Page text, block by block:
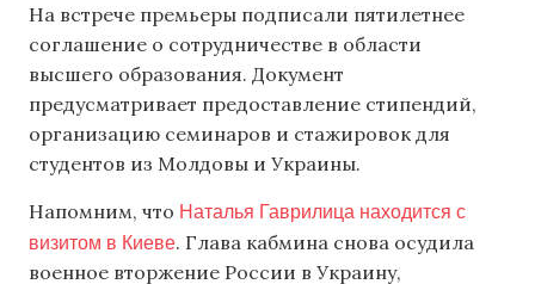
На встрече премьеры подписали пятилетнее
соглашение о сотрудничестве в области
высшего образования. Документ
предусматривает предоставление стипендий,
организацию семинаров и стажировок для
студентов из Молдовы и Украины.
Напомним, что Наталья Гаврилица находится с
визитом в Киеве. Глава кабмина снова осудила
военное вторжение России в Украину,